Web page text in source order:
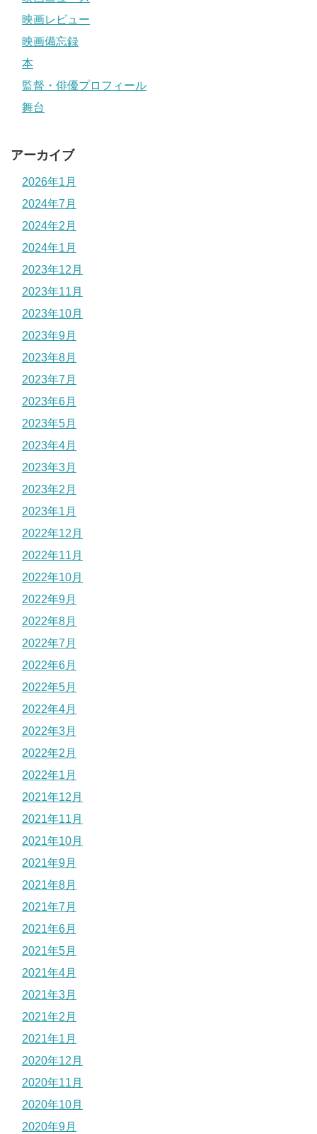
映画レビュー
映画備忘録
本
監督・俳優プロフィール
舞台
アーカイブ
2026年1月
2024年7月
2024年2月
2024年1月
2023年12月
2023年11月
2023年10月
2023年9月
2023年8月
2023年7月
2023年6月
2023年5月
2023年4月
2023年3月
2023年2月
2023年1月
2022年12月
2022年11月
2022年10月
2022年9月
2022年8月
2022年7月
2022年6月
2022年5月
2022年4月
2022年3月
2022年2月
2022年1月
2021年12月
2021年11月
2021年10月
2021年9月
2021年8月
2021年7月
2021年6月
2021年5月
2021年4月
2021年3月
2021年2月
2021年1月
2020年12月
2020年11月
2020年10月
2020年9月